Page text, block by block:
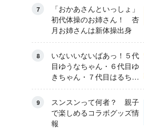
7
「おかあさんといっしょ」
初代体操のお姉さん！ 杏
月お姉さんは新体操出身
8
いないいないばあっ！５代
目ゆうなちゃん・６代目ゆ
きちゃん・７代目はるちゃ
ん スペシャルインタビュ
ー
9
スンスンって何者？ 親子
で楽しめるコラボグッズ情
報